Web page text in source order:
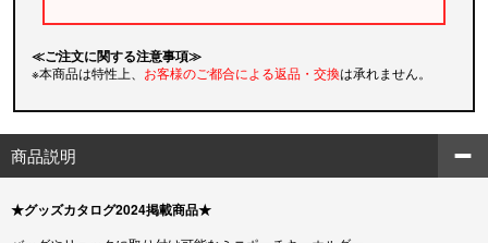
≪ご注文に関する注意事項≫
※本商品は特性上、 お客様のご都合による返品・交換は承れません。
商品説明
★グッズカタログ2024掲載商品★